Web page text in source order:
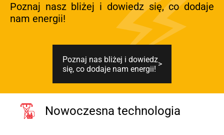
Poznaj nasz bliżej i dowiedz się, co dodaje
nam energii!
Poznaj nas bliżej i dowiedz
się, co dodaje nam energii!
Nowoczesna technologia